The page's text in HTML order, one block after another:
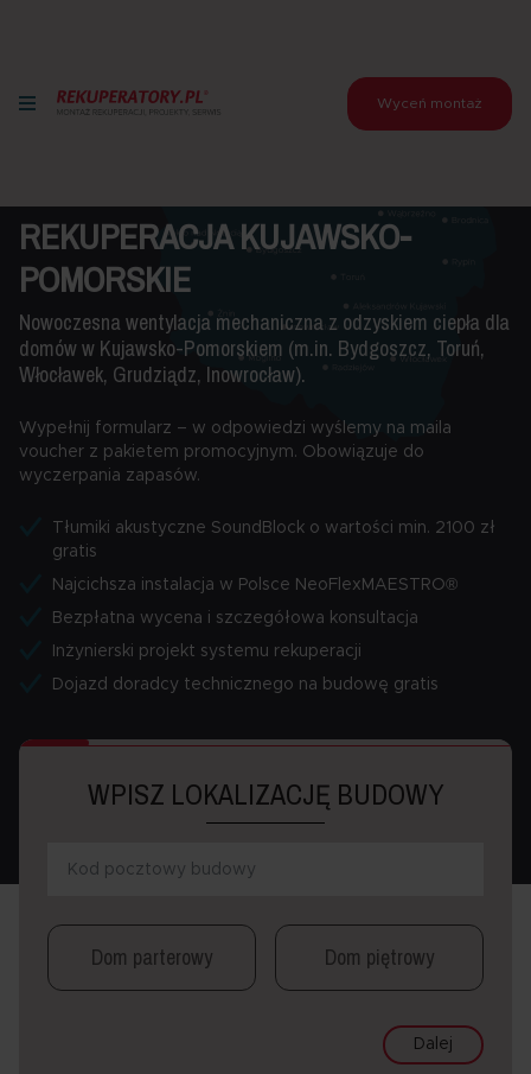
Wyceń montaż
REKUPERACJA KUJAWSKO-
POMORSKIE
Nowoczesna wentylacja mechaniczna z odzyskiem ciepła dla
domów w Kujawsko-Pomorskiem (m.in. Bydgoszcz, Toruń,
Włocławek, Grudziądz, Inowrocław).
Wypełnij formularz – w odpowiedzi wyślemy na maila
voucher z pakietem promocyjnym. Obowiązuje do
wyczerpania zapasów.
Tłumiki akustyczne SoundBlock o wartości min. 2100 zł
gratis
Najcichsza instalacja w Polsce NeoFlexMAESTRO®
Bezpłatna wycena i szczegółowa konsultacja
Inżynierski projekt systemu rekuperacji
Dojazd doradcy technicznego na budowę gratis
WPISZ LOKALIZACJĘ BUDOWY
Dom parterowy Dom piętrowy
Dalej